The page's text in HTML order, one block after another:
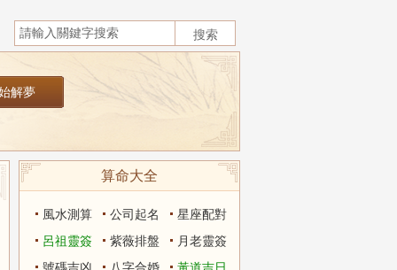
算命大全
風水測算 公司起名
星座配對
呂祖靈簽
紫薇排盤
月老靈簽